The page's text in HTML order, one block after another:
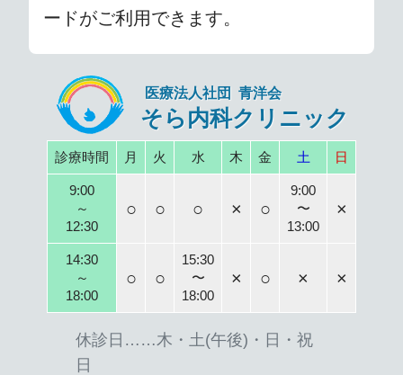
ードがご利用できます。
医療法人社団 青洋会
そら内科クリニック
診療時間 月 火 水 木 金 土 日
9:00
～
12:30
○ ○ ○ × ○
9:00
〜
13:00
×
14:30
～
18:00
○ ○
15:30
〜
18:00
× ○ × ×
休診日……木・土(午後)・日・祝
日